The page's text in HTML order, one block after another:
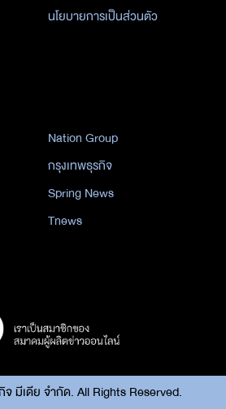
นโยบายการเป็นส่วนตัว
Nation Group
กรุงเทพธุรกิจ
Spring News
Tnews
มีเดีย จำกัด. All Rights Reserved.